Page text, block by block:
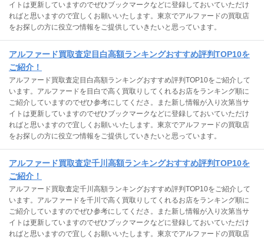
イトは更新していますのでぜひブックマークなどに登録しておいていただけ
ればと思いますので宜しくお願いいたします。東京でアルファードの買取店
をお探しの方に役立つ情報をご提供していきたいと思っています。
アルファード買取査定目白高額ランキングおすすめ評判TOP10を
ご紹介！
アルファード買取査定目白高額ランキングおすすめ評判TOP10をご紹介して
います。アルファードを目白で高く買取りしてくれるお店をランキング順に
ご紹介していますのでぜひ参考にしてくださ。また新し情報が入り次第当サ
イトは更新していますのでぜひブックマークなどに登録しておいていただけ
ればと思いますので宜しくお願いいたします。東京でアルファードの買取店
をお探しの方に役立つ情報をご提供していきたいと思っています。
アルファード買取査定千川高額ランキングおすすめ評判TOP10を
ご紹介！
アルファード買取査定千川高額ランキングおすすめ評判TOP10をご紹介して
います。アルファードを千川で高く買取りしてくれるお店をランキング順に
ご紹介していますのでぜひ参考にしてくださ。また新し情報が入り次第当サ
イトは更新していますのでぜひブックマークなどに登録しておいていただけ
ればと思いますので宜しくお願いいたします。東京でアルファードの買取店